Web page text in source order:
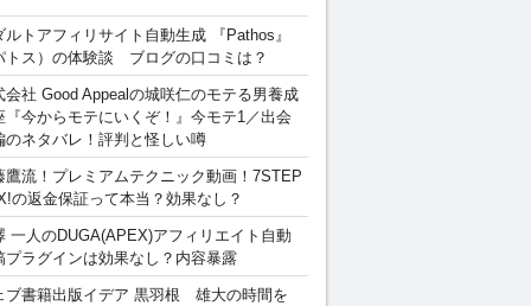
ルトアフィリサイト自動生成 『Pathos』
トス）の体験談 ブログの口コミは？
会社 Good Appealの城咲仁のモテる男養成
『今からモテにいくぞ！』今モテ1／出会
のネタバレ！評判と怪しい噂
鷹流！プレミアムテクニック動画！7STEP
の返金保証って本当？効果なし？
一人のDUGA(APEX)アフィリエイト自動
プラグインは効果なし？内容暴露
ブ書籍出版イデア 黒羽根 雄大の時間を